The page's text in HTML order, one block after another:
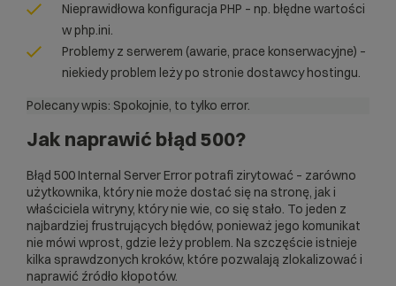
Nieprawidłowa konfiguracja PHP – np. błędne wartości
w php.ini.
Problemy z serwerem (awarie, prace konserwacyjne) –
niekiedy problem leży po stronie dostawcy hostingu.
Polecany wpis: Spokojnie, to tylko error.
Jak naprawić błąd 500?
Błąd 500 Internal Server Error potrafi zirytować – zarówno
użytkownika, który nie może dostać się na stronę, jak i
właściciela witryny, który nie wie, co się stało. To jeden z
najbardziej frustrujących błędów, ponieważ jego komunikat
nie mówi wprost, gdzie leży problem. Na szczęście istnieje
kilka sprawdzonych kroków, które pozwalają zlokalizować i
naprawić źródło kłopotów.